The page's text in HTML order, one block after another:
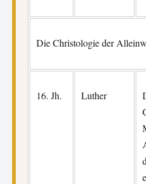
Die Christologie der
16. Jh. Luther